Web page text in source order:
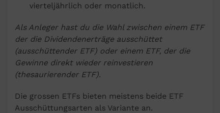
vierteljährlich oder monatlich.
Als Anleger hast du die Wahl zwischen einem ETF
der die Dividendenerträge ausschüttet
(ausschüttender ETF) oder einem ETF, der die
Gewinne direkt wieder reinvestieren
(thesaurierender ETF).
Die grossen ETFs bieten meistens beide ETF
Ausschüttungsarten als Variante an.